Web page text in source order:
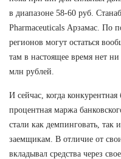
в диапазоне 58-60 руб.
Pharmaceuticals Арзамас. По
регионов могут остаться
там в настоящее время нет
млн рублей.
И сейчас, когда конкурентная
процентная маржа
стали как демпинговать, так
заемщикам. В отличие от
вкладывал средства через